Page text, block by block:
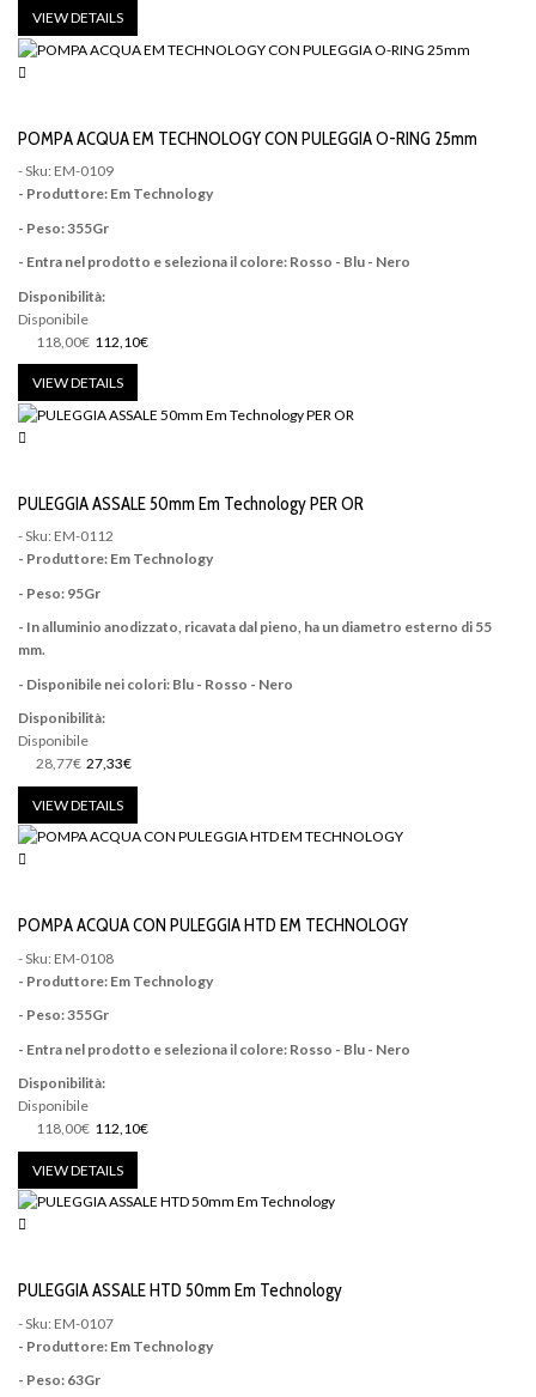
VIEW DETAILS
POMPA ACQUA EM TECHNOLOGY CON PULEGGIA O-RING 25mm
- Sku: EM-0109
- Produttore: Em Technology
- Peso: 355Gr
- Entra nel prodotto e seleziona il colore: Rosso - Blu - Nero
Disponibilità:
Disponibile
118,00€ 112,10€
VIEW DETAILS
PULEGGIA ASSALE 50mm Em Technology PER OR
- Sku: EM-0112
- Produttore: Em Technology
- Peso: 95Gr
- In alluminio anodizzato, ricavata dal pieno, ha un diametro esterno di 55
mm.
- Disponibile nei colori: Blu - Rosso - Nero
Disponibilità:
Disponibile
28,77€ 27,33€
VIEW DETAILS
POMPA ACQUA CON PULEGGIA HTD EM TECHNOLOGY
- Sku: EM-0108
- Produttore: Em Technology
- Peso: 355Gr
- Entra nel prodotto e seleziona il colore: Rosso - Blu - Nero
Disponibilità:
Disponibile
118,00€ 112,10€
VIEW DETAILS
PULEGGIA ASSALE HTD 50mm Em Technology
- Sku: EM-0107
- Produttore: Em Technology
- Peso: 63Gr